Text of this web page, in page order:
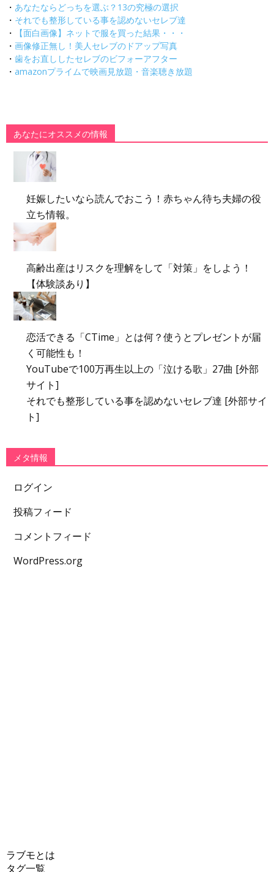
・ あなたならどっちを選ぶ？13の究極の選択
・ それでも整形している事を認めないセレブ達
・
【面白画像】ネットで服を買った結果・・・
・ 画像修正無し！美人セレブのドアップ写真
・ 歯をお直ししたセレブのビフォーアフター
・ amazonプライムで映画見放題・音楽聴き放題
あなたにオススメの情報
妊娠したいなら読んでおこう！赤ちゃん待ち夫婦の役
立ち情報。
高齢出産はリスクを理解をして「対策」をしよう！
【体験談あり】
恋活できる「CTime」とは何？使うとプレゼントが届
く可能性も！
YouTubeで100万再生以上の「泣ける歌」27曲 [外部
サイト]
それでも整形している事を認めないセレブ達 [外部サイ
ト]
メタ情報
ログイン
投稿フィード
コメントフィード
WordPress.org
ラブモとは
タグ一覧